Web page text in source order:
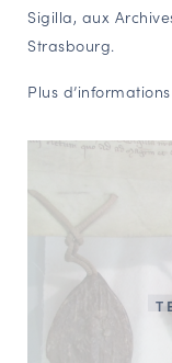
PORTAIL
Comité d'Histoire
VOUS ÊTES…
Responsables de
Étudiants &
Sigilla, aux
Strasbourg.
Plus